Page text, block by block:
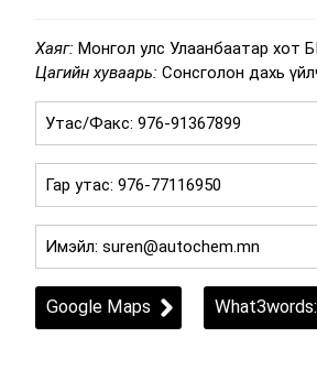
Хаяг: Монгол улс Улаанбаатар хот
Цагийн хуваарь: Сонсголон дахь
Google Maps